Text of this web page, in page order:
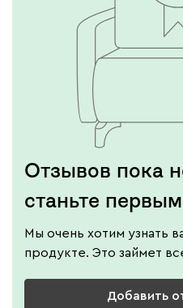
Отзывов пока
станьте
Мы очень хотим узнать
продукте. Это займет
Добавить